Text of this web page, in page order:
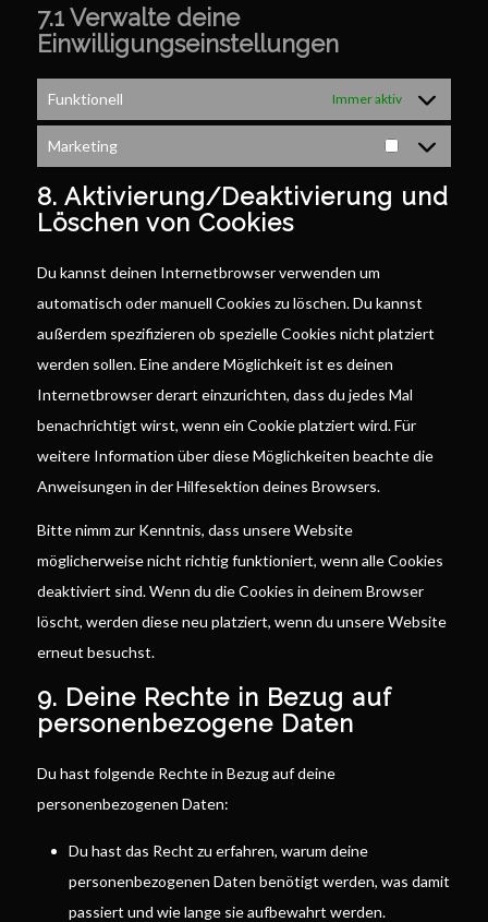
7.1 Verwalte deine
Einwilligungseinstellungen
Funktionell Immer aktiv
Marketing
8. Aktivierung/Deaktivierung und
Löschen von Cookies
Du kannst deinen Internetbrowser verwenden um
automatisch oder manuell Cookies zu löschen. Du kannst
außerdem spezifizieren ob spezielle Cookies nicht platziert
werden sollen. Eine andere Möglichkeit ist es deinen
Internetbrowser derart einzurichten, dass du jedes Mal
benachrichtigt wirst, wenn ein Cookie platziert wird. Für
weitere Information über diese Möglichkeiten beachte die
Anweisungen in der Hilfesektion deines Browsers.
Bitte nimm zur Kenntnis, dass unsere Website
möglicherweise nicht richtig funktioniert, wenn alle Cookies
deaktiviert sind. Wenn du die Cookies in deinem Browser
löscht, werden diese neu platziert, wenn du unsere Website
erneut besuchst.
9. Deine Rechte in Bezug auf
personenbezogene Daten
Du hast folgende Rechte in Bezug auf deine
personenbezogenen Daten:
Du hast das Recht zu erfahren, warum deine
personenbezogenen Daten benötigt werden, was damit
passiert und wie lange sie aufbewahrt werden.